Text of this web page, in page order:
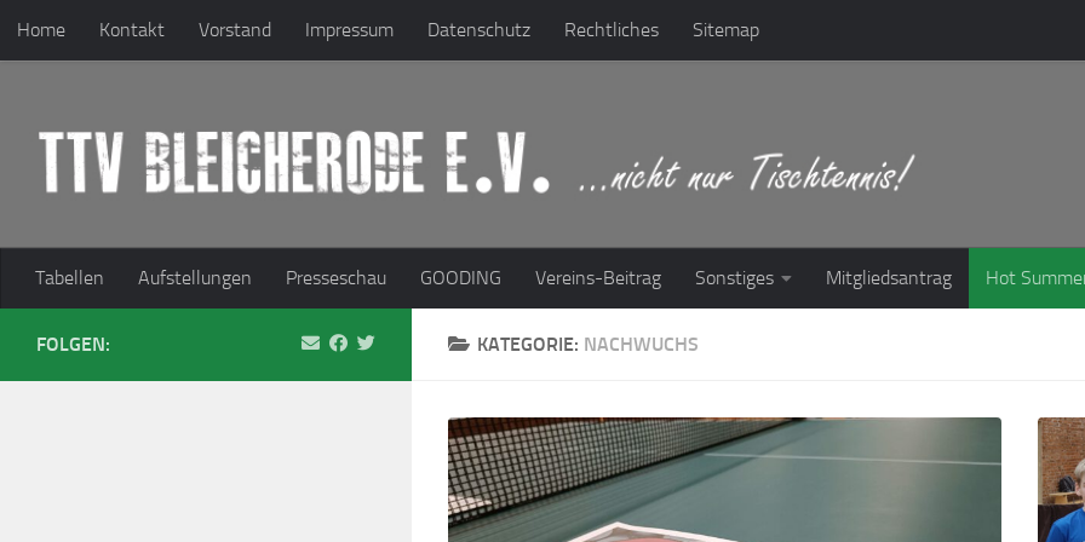
Zum Inhalt springen
Home Kontakt Vorstand Impressum Datenschutz Rechtliches Sitemap
Tabellen Aufstellungen Presseschau GOODING Vereins-Beitrag Sonstiges Mitgliedsantrag Hot
KATEGORIE: NACHWUCHS
FOLGEN: